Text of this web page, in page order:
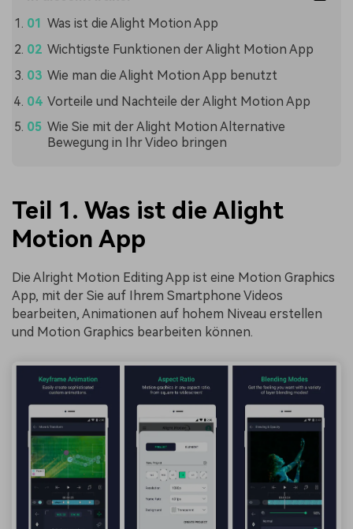
Was ist die Alight Motion App
Wichtigste Funktionen der Alight Motion App
Wie man die Alight Motion App benutzt
Vorteile und Nachteile der Alight Motion App
Wie Sie mit der Alight Motion Alternative
Bewegung in Ihr Video bringen
Teil 1. Was ist die Alight
Motion App
Die Alright Motion Editing App ist eine Motion Graphics
App, mit der Sie auf Ihrem Smartphone Videos
bearbeiten, Animationen auf hohem Niveau erstellen
und Motion Graphics bearbeiten können.